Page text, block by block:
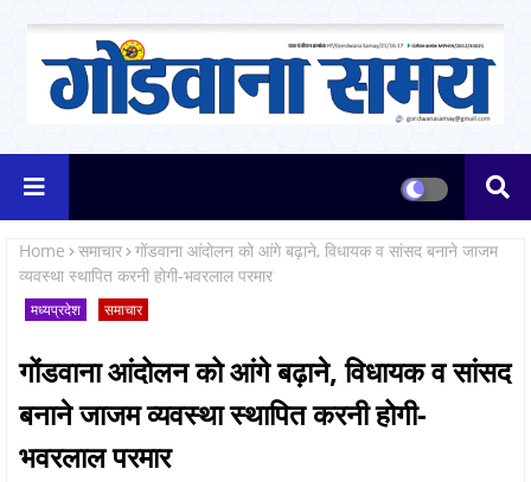
Home समाचार गोंडवाना आंदोलन को आंगे बढ़ाने, विधायक व सांसद बनाने जाजम
व्यवस्था स्थापित करनी होगी-भवरलाल परमार
मध्यप्रदेश समाचार
गोंडवाना आंदोलन को आंगे बढ़ाने, विधायक व सांसद
बनाने जाजम व्यवस्था स्थापित करनी होगी-
भवरलाल परमार